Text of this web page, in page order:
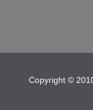
Copyright ©